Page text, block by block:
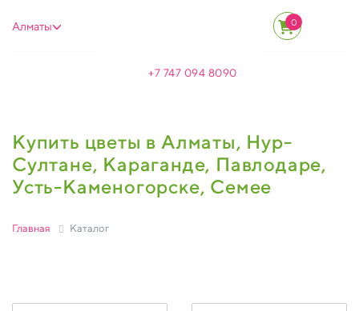
Алматы 0
+7 747 094 8090
Купить цветы в Алматы, Нур-
Султане, Караганде, Павлодаре,
Усть-Каменогорске, Семее
Главная Каталог